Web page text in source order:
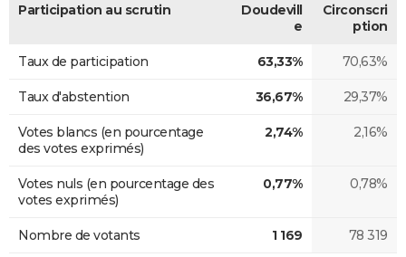
Participation au scrutin
Doudevill
e
Circonscri
ption
Taux de participation 63,33% 70,63%
Taux d'abstention 36,67% 29,37%
Votes blancs (en pourcentage
des votes exprimés)
2,74% 2,16%
Votes nuls (en pourcentage des
votes exprimés)
0,77% 0,78%
Nombre de votants 1 169 78 319